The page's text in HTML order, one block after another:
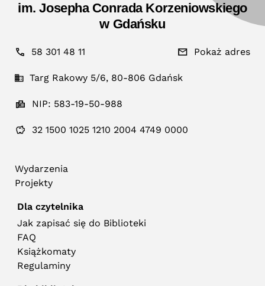
im. Josepha Conrada Korzeniowskiego
w Gdańsku
58 301 48 11 Pokaż adres
Targ Rakowy 5/6, 80-806 Gdańsk
NIP: 583-19-50-988
32 1500 1025 1210 2004 4749 0000
Wydarzenia
Projekty
Dla czytelnika
Jak zapisać się do Biblioteki
FAQ
Książkomaty
Regulaminy